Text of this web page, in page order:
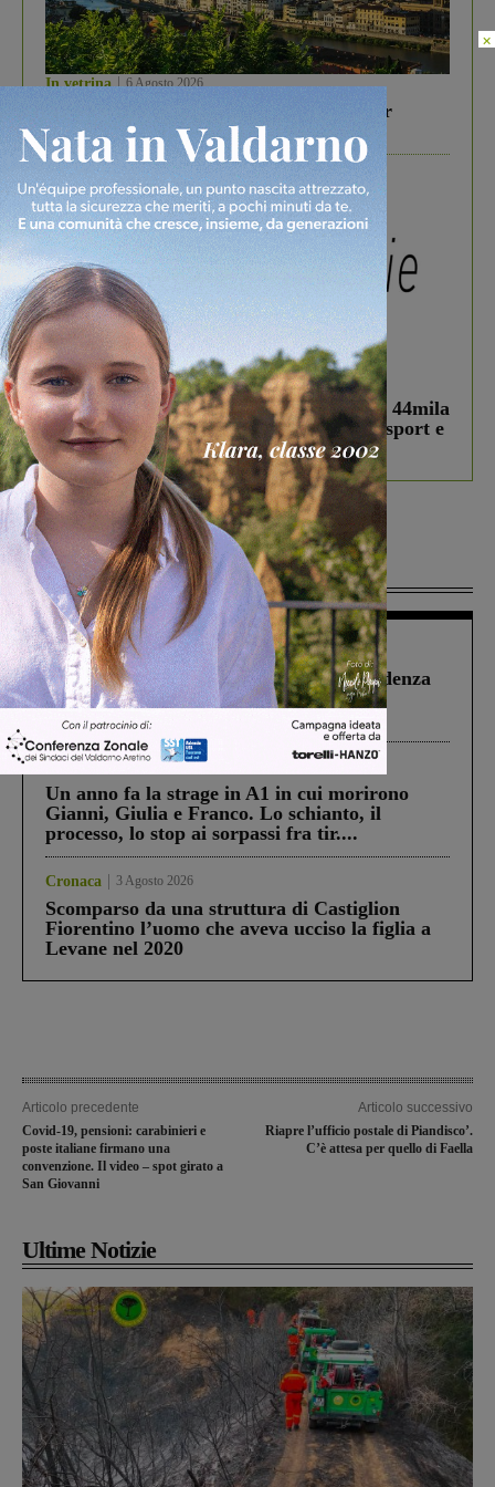
In vetrina 6 Agosto 2026
Gita di famiglia a Firenze: 5 idee per far
divertire i tuoi figli
In vetrina 3 Agosto 2026
Estra Notizie agosto: Smart Cities, oltre 44mila
studenti coinvolti, torna il bando per lo sport e
debutta il podcast Estrair
Più lette
Figline Incisa Valdarno 1 Agosto 2026
Piscina di Figline finanziata oltre la scadenza
Pnrr, il gruppo di Fratelli d’Italia: “Un
ringraziamento al Governo”
Cronaca 4 Agosto 2026
Un anno fa la strage in A1 in cui morirono
Gianni, Giulia e Franco. Lo schianto, il
processo, lo stop ai sorpassi fra tir....
Cronaca 3 Agosto 2026
Scomparso da una struttura di Castiglion
Fiorentino l’uomo che aveva ucciso la figlia a
Levane nel 2020
Articolo precedente
Covid-19, pensioni: carabinieri e
poste italiane firmano una
convenzione. Il video – spot girato a
San Giovanni
Articolo successivo
Riapre l’ufficio postale di Piandisco’.
C’è attesa per quello di Faella
Ultime Notizie
×